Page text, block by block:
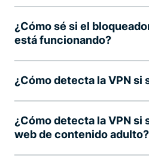
¿Cómo sé si el
está funcionando?
¿Cómo detecta la VPN si
¿Cómo detecta la VPN si
web de contenido adulto?